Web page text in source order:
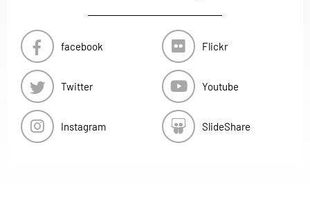
facebook
Twitter
Instagram
Flickr
Youtube
SlideShare